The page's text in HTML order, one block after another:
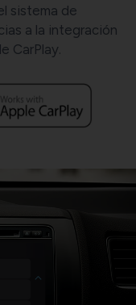
sistema de
a la integración
CarPlay.